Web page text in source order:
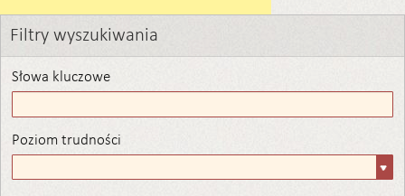
Filtry wyszukiwania
Słowa kluczowe
Poziom trudności
trudności